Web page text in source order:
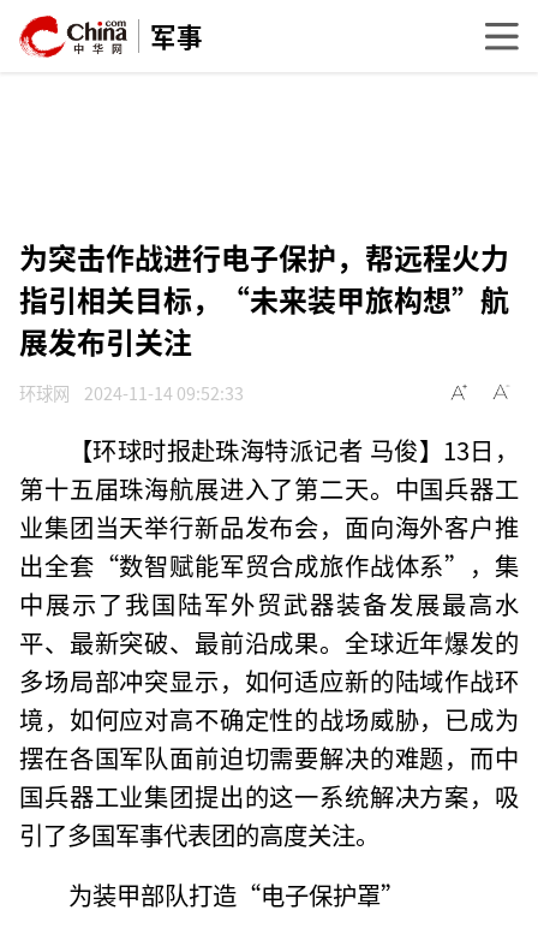
军事
为突击作战进行电子保护，帮远程火力
指引相关目标，“未来装甲旅构想”航
展发布引关注
环球网 2024-11-14 09:52:33
【环球时报赴珠海特派记者 马俊】13日，
第十五届珠海航展进入了第二天。中国兵器工
业集团当天举行新品发布会，面向海外客户推
出全套“数智赋能军贸合成旅作战体系”，集
中展示了我国陆军外贸武器装备发展最高水
平、最新突破、最前沿成果。全球近年爆发的
多场局部冲突显示，如何适应新的陆域作战环
境，如何应对高不确定性的战场威胁，已成为
摆在各国军队面前迫切需要解决的难题，而中
国兵器工业集团提出的这一系统解决方案，吸
引了多国军事代表团的高度关注。
为装甲部队打造“电子保护罩”